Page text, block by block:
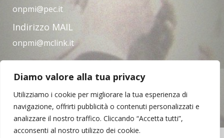
Diamo valore alla tua privacy
Utilizziamo i cookie per migliorare la tua esperienza di
navigazione, offrirti pubblicità o contenuti personalizzati e
analizzare il nostro traffico. Cliccando “Accetta tutti”,
acconsenti al nostro utilizzo dei cookie.
onpmi@pec.it
Indirizzo MAIL
onpmi@mclink.it
Amministrazione trasparente
Privacy Policy
Note legali
Contatti